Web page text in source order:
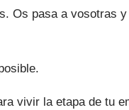
Os pasa a vosotras
vivir la etapa de tu